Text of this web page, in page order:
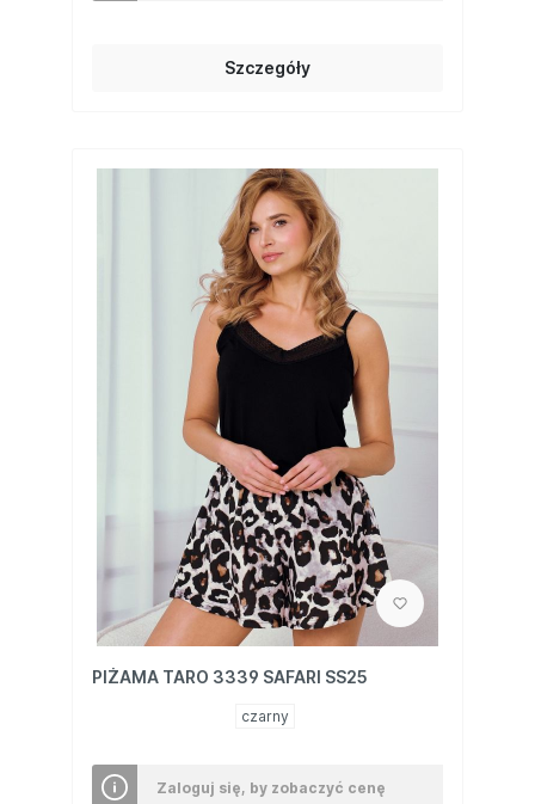
Szczegóły
PIŻAMA TARO 3339 SAFARI SS25
czarny
Zaloguj się, by zobaczyć cenę